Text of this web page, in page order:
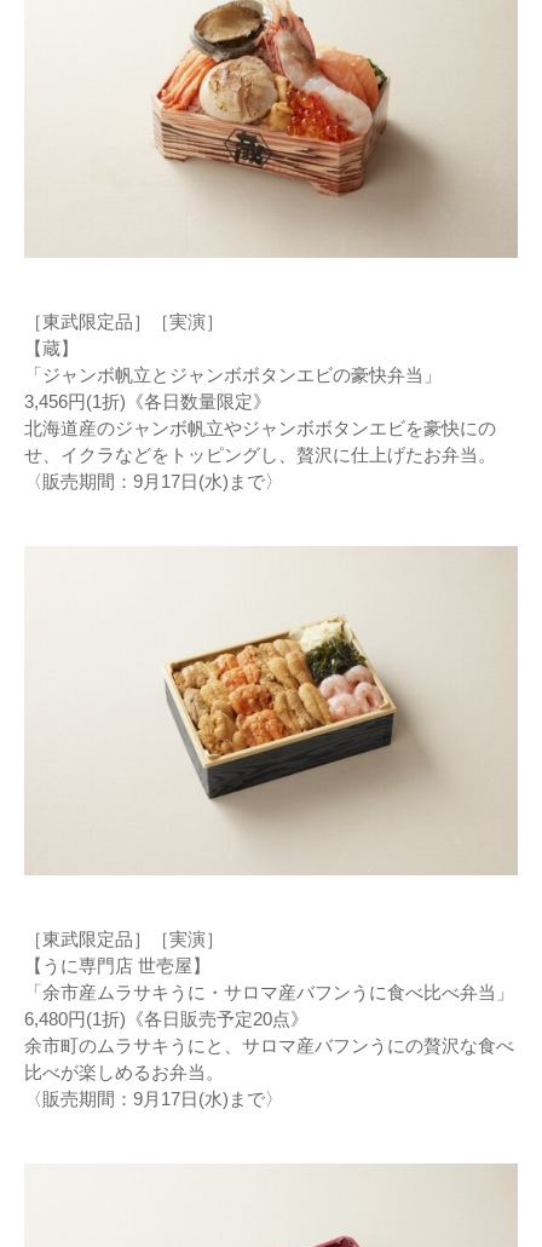
［東武限定品］［実演］
【蔵】
「ジャンボ帆立とジャンボボタンエビの豪快弁当」
3,456円(1折)《各日数量限定》
北海道産のジャンボ帆立やジャンボボタンエビを豪快にの
せ、イクラなどをトッピングし、贅沢に仕上げたお弁当。
〈販売期間：9月17日(水)まで〉
［東武限定品］［実演］
【うに専門店 世壱屋】
「余市産ムラサキうに・サロマ産バフンうに食べ比べ弁当」
6,480円(1折)《各日販売予定20点》
余市町のムラサキうにと、サロマ産バフンうにの贅沢な食べ
比べが楽しめるお弁当。
〈販売期間：9月17日(水)まで〉